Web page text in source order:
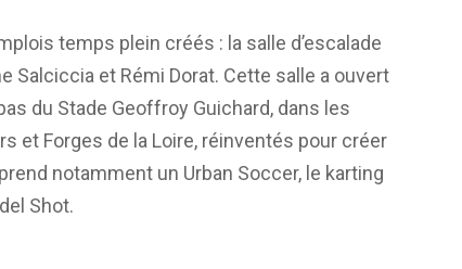
temps plein créés : la salle d’escalade
Salciccia et Rémi Dorat. Cette salle a ouvert
du Stade Geoffroy Guichard, dans les
et Forges de la Loire, réinventés pour créer
notamment un Urban Soccer, le karting
Shot.